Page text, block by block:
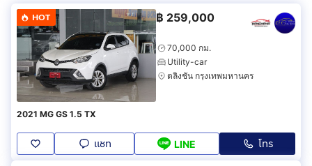
HOT ฿ 259,000
70,000 กม.
Utility-car
ตลิ่งชัน กรุงเทพมหานคร
2021 MG GS 1.5 TX
แชท LINE โทร